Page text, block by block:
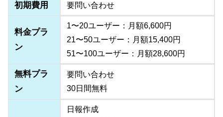
初期費用 要問い合わせ
料金プラ
ン
1〜20ユーザー：月額6,600円
21〜50ユーザー：月額15,400円
51〜100ユーザー：月額28,600円
無料プラ
ン
要問い合わせ
30日間無料
日報作成